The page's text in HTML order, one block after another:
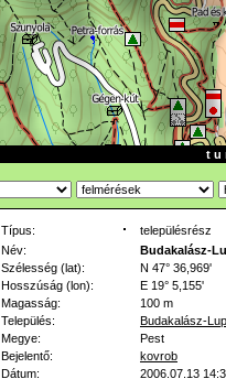
t u
Típus:
településrész
Név:
Budakalász-
Szélesség (lat):
N 47° 36,969'
Hosszúság (lon):
E 19° 5,155'
Magasság:
100 m
Település:
Budakalász-
Megye:
Pest
Bejelentő:
kovrob
Dátum:
2006.07.13